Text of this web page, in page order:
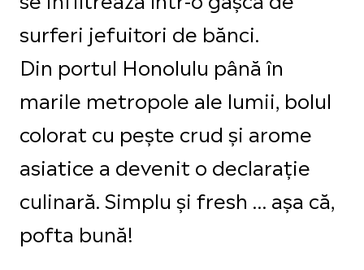
surferi jefuitori de bănci.
Din portul Honolulu până în
marile metropole ale lumii, bolul
colorat cu pește crud și arome
asiatice a devenit o declarație
culinară. Simplu și fresh … așa că,
pofta bună!